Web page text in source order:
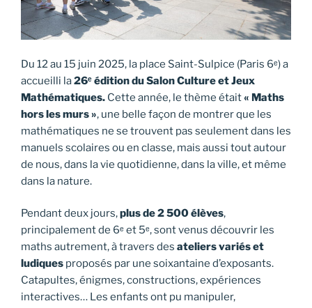
Du 12 au 15 juin 2025, la place Saint-Sulpice (Paris 6ᵉ) a
accueilli la26ᵉ édition du Salon Culture et Jeux
Mathématiques. Cette année, le thème était« Maths
hors les murs », une belle façon de montrer que les
mathématiques ne se trouvent pas seulement dans les
manuels scolaires ou en classe, mais aussi tout autour
de nous, dans la vie quotidienne, dans la ville, et même
dans la nature.
Pendant deux jours,plus de 2 500 élèves,
principalement de 6ᵉ et 5ᵉ, sont venus découvrir les
maths autrement, à travers des ateliers variés et
ludiques proposés par une soixantaine d’exposants.
Catapultes, énigmes, constructions, expériences
interactives… Les enfants ont pu manipuler,